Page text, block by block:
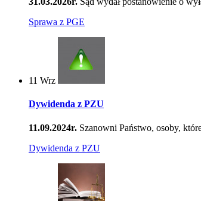
Sprawa z PGE
11 Wrz
Dywidenda z PZU
11.09.2024r. Szanowni Państwo, osoby,
Dywidenda z PZU